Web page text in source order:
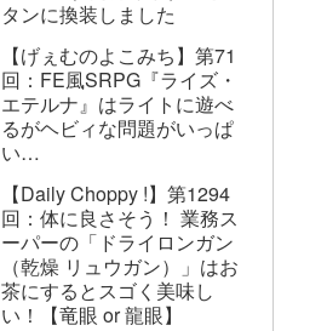
タンに換装しました
【げぇむのよこみち】第71
回：FE風SRPG『ライズ・
エテルナ』はライトに遊べ
るがヘビィな問題がいっぱ
い…
【Daily Choppy !】第1294
回：体に良さそう！ 業務ス
ーパーの「ドライロンガン
（乾燥 リュウガン）」はお
茶にするとスゴく美味し
い！【竜眼 or 龍眼】